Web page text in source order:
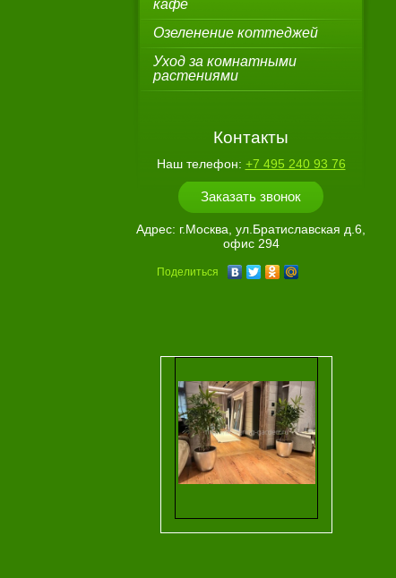
кафе
Озеленение коттеджей
Уход за комнатными
растениями
Контакты
Наш телефон: +7 495 240 93 76
Заказать звонок
Адрес: г.Москва, ул.Братиславская д.6,
офис 294
Поделиться